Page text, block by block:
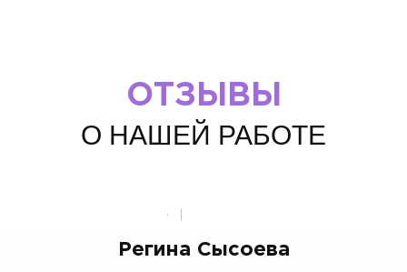
ОТЗЫВЫ
О НАШЕЙ РАБОТЕ
Регина Сысоева